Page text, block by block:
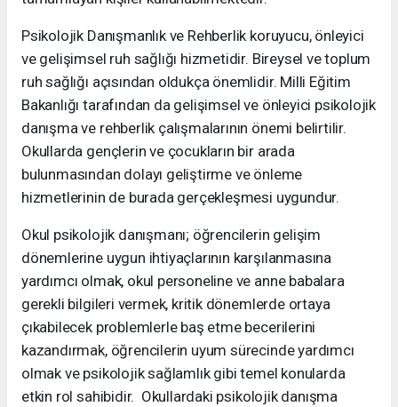
Psikolojik Danışmanlık ve Rehberlik koruyucu, önleyici
ve gelişimsel ruh sağlığı hizmetidir. Bireysel ve toplum
ruh sağlığı açısından oldukça önemlidir. Milli Eğitim
Bakanlığı tarafından da gelişimsel ve önleyici psikolojik
danışma ve rehberlik çalışmalarının önemi belirtilir.
Okullarda gençlerin ve çocukların bir arada
bulunmasından dolayı geliştirme ve önleme
hizmetlerinin de burada gerçekleşmesi uygundur.
Okul psikolojik danışmanı; öğrencilerin gelişim
dönemlerine uygun ihtiyaçlarının karşılanmasına
yardımcı olmak, okul personeline ve anne babalara
gerekli bilgileri vermek, kritik dönemlerde ortaya
çıkabilecek problemlerle baş etme becerilerini
kazandırmak, öğrencilerin uyum sürecinde yardımcı
olmak ve psikolojik sağlamlık gibi temel konularda
etkin rol sahibidir. Okullardaki psikolojik danışma